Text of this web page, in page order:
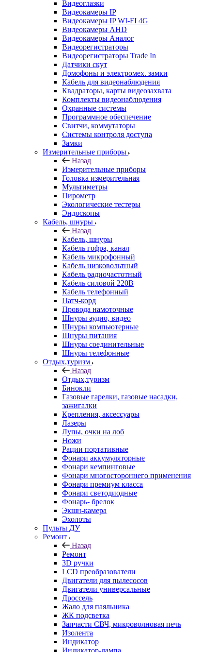
Видеоглазки
Видеокамеры IP
Видеокамеры IP WI-FI 4G
Видеокамеры AHD
Видеокамеры Аналог
Видеорегистраторы
Видеорегистраторы Trade In
Датчики скут
Домофоны и электромех. замки
Кабель для видеонаблюдения
Квадраторы, карты видеозахвата
Комплекты видеонаблюдения
Охранные системы
Программное обеспечение
Свитчи, коммутаторы
Системы контроля доступа
Замки
Измерительные приборы
Назад
Измерительные приборы
Головка измерительная
Мультиметры
Пирометр
Экологические тестеры
Эндоскопы
Кабель, шнуры
Назад
Кабель, шнуры
Кабель гофра, канал
Кабель микрофонный
Кабель низковольтный
Кабель радиочастотный
Кабель силовой 220В
Кабель телефонный
Патч-корд
Провода намоточные
Шнуры аудио, видео
Шнуры компьютерные
Шнуры питания
Шнуры соединительные
Шнуры телефонные
Отдых,туризм
Назад
Отдых,туризм
Бинокли
Газовые гарелки, газовые насадки,
зажигалки
Крепления, аксессуары
Лазеры
Лупы, очки на лоб
Ножи
Рации портативные
Фонари аккумуляторные
Фонари кемпинговые
Фонари многостороннего применения
Фонари премиум класса
Фонари светодиодные
Фонарь- брелок
Экшн-камера
Эхолоты
Пульты ДУ
Ремонт
Назад
Ремонт
3D ручки
LCD преобразователи
Двигатели для пылесосов
Двигатели универсальные
Дроссель
Жало для паяльника
ЖК подсветка
Запчасти СВЧ, микроволновая печь
Изолента
Индикатор
Индикатор-лампа